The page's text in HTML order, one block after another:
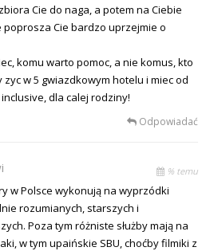
Cie do naga, a potem na Ciebie
Cie bardzo uprzejmie o
komu warto pomoc, a nie komus, kto
w 5 gwiazdkowym hotelu i miec od
dla calej rodziny!
Odpowiadać
% temu
w Polsce wykonują na wyprzódki
rozumianych, starszych i
Poza tym różniste służby mają na
w tym upaińskie SBU, choćby filmiki z